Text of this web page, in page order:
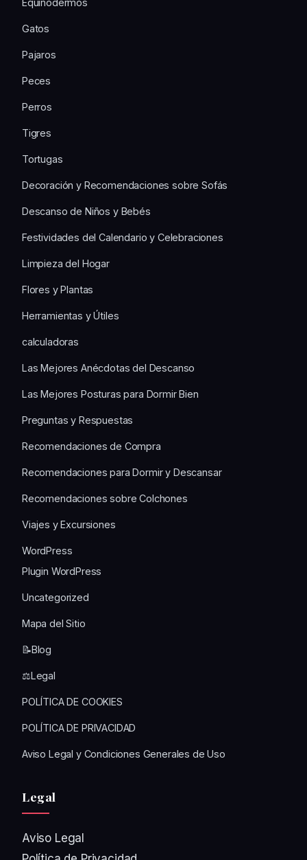
Gatos
Pajaros
Peces
Perros
Tigres
Tortugas
Decoración y Recomendaciones sobre Sofás
Descanso de Niños y Bebés
Festividades del Calendario y Celebraciones
Limpieza del Hogar
Flores y Plantas
Herramientas y Útiles
calculadoras
Las Mejores Anécdotas del Descanso
Las Mejores Posturas para Dormir Bien
Preguntas y Respuestas
Recomendaciones de Compra
Recomendaciones para Dormir y Descansar
Recomendaciones sobre Colchones
Viajes y Excursiones
WordPress
Plugin WordPress
Uncategorized
Mapa del Sitio
📝Blog
⚖️Legal
POLÍTICA DE COOKIES
POLÍTICA DE PRIVACIDAD
Aviso Legal y Condiciones Generales de Uso
Legal
Aviso Legal